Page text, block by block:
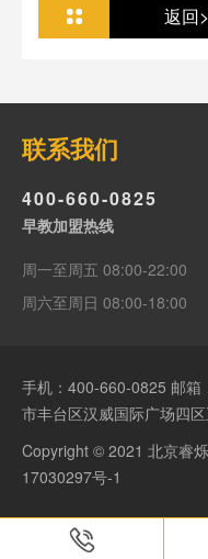
返回
联系我们
400-660-0825
早教加盟热线
周一至周五 08:00-22:00
周六至周日 08:00-18:00
手机： 400-660-0825 邮箱
市丰台区汉威国际广场四
Copyright © 2021 北京睿
17030297号-1